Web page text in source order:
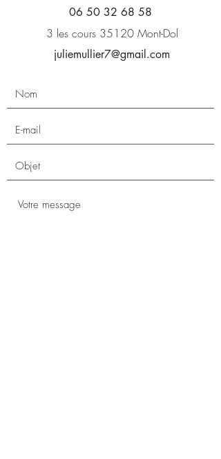
06 50 32 68 58
3 les cours 35120 Mont-Dol
juliemullier7@gmail.com